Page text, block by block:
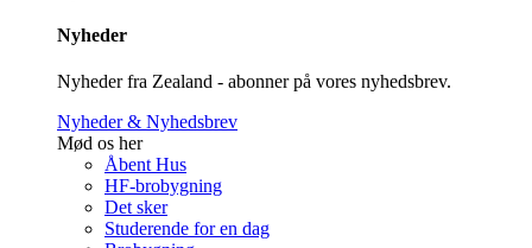
Nyheder
Nyheder fra Zealand - abonner på vores nyhedsbrev.
Nyheder & Nyhedsbrev
Mød os her
Åbent Hus
HF-brobygning
Det sker
Studerende for en dag